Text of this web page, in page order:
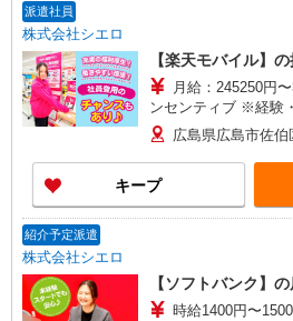
派遣社員
株式会社シエロ
【楽天モバイル】
月給：245250円
ンセンティブ ※経験
★交通費別途支給（規定あり）
+゜・。○。・゜+゜
有) お友達を紹介頂くと, インセンティブ支給(規定
有) ゜・。○。・゜+
広島県広島市佐
キープ
紹介予定派遣
株式会社シエロ
【ソフトバンク】
時給1400円〜